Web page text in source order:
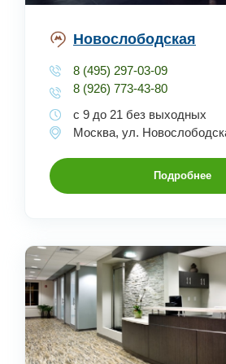
Новослободская
8 (495) 297-03-09
8 (926) 773-43-80
с 9 до 21 без выходных
Москва, ул.
Подробнее